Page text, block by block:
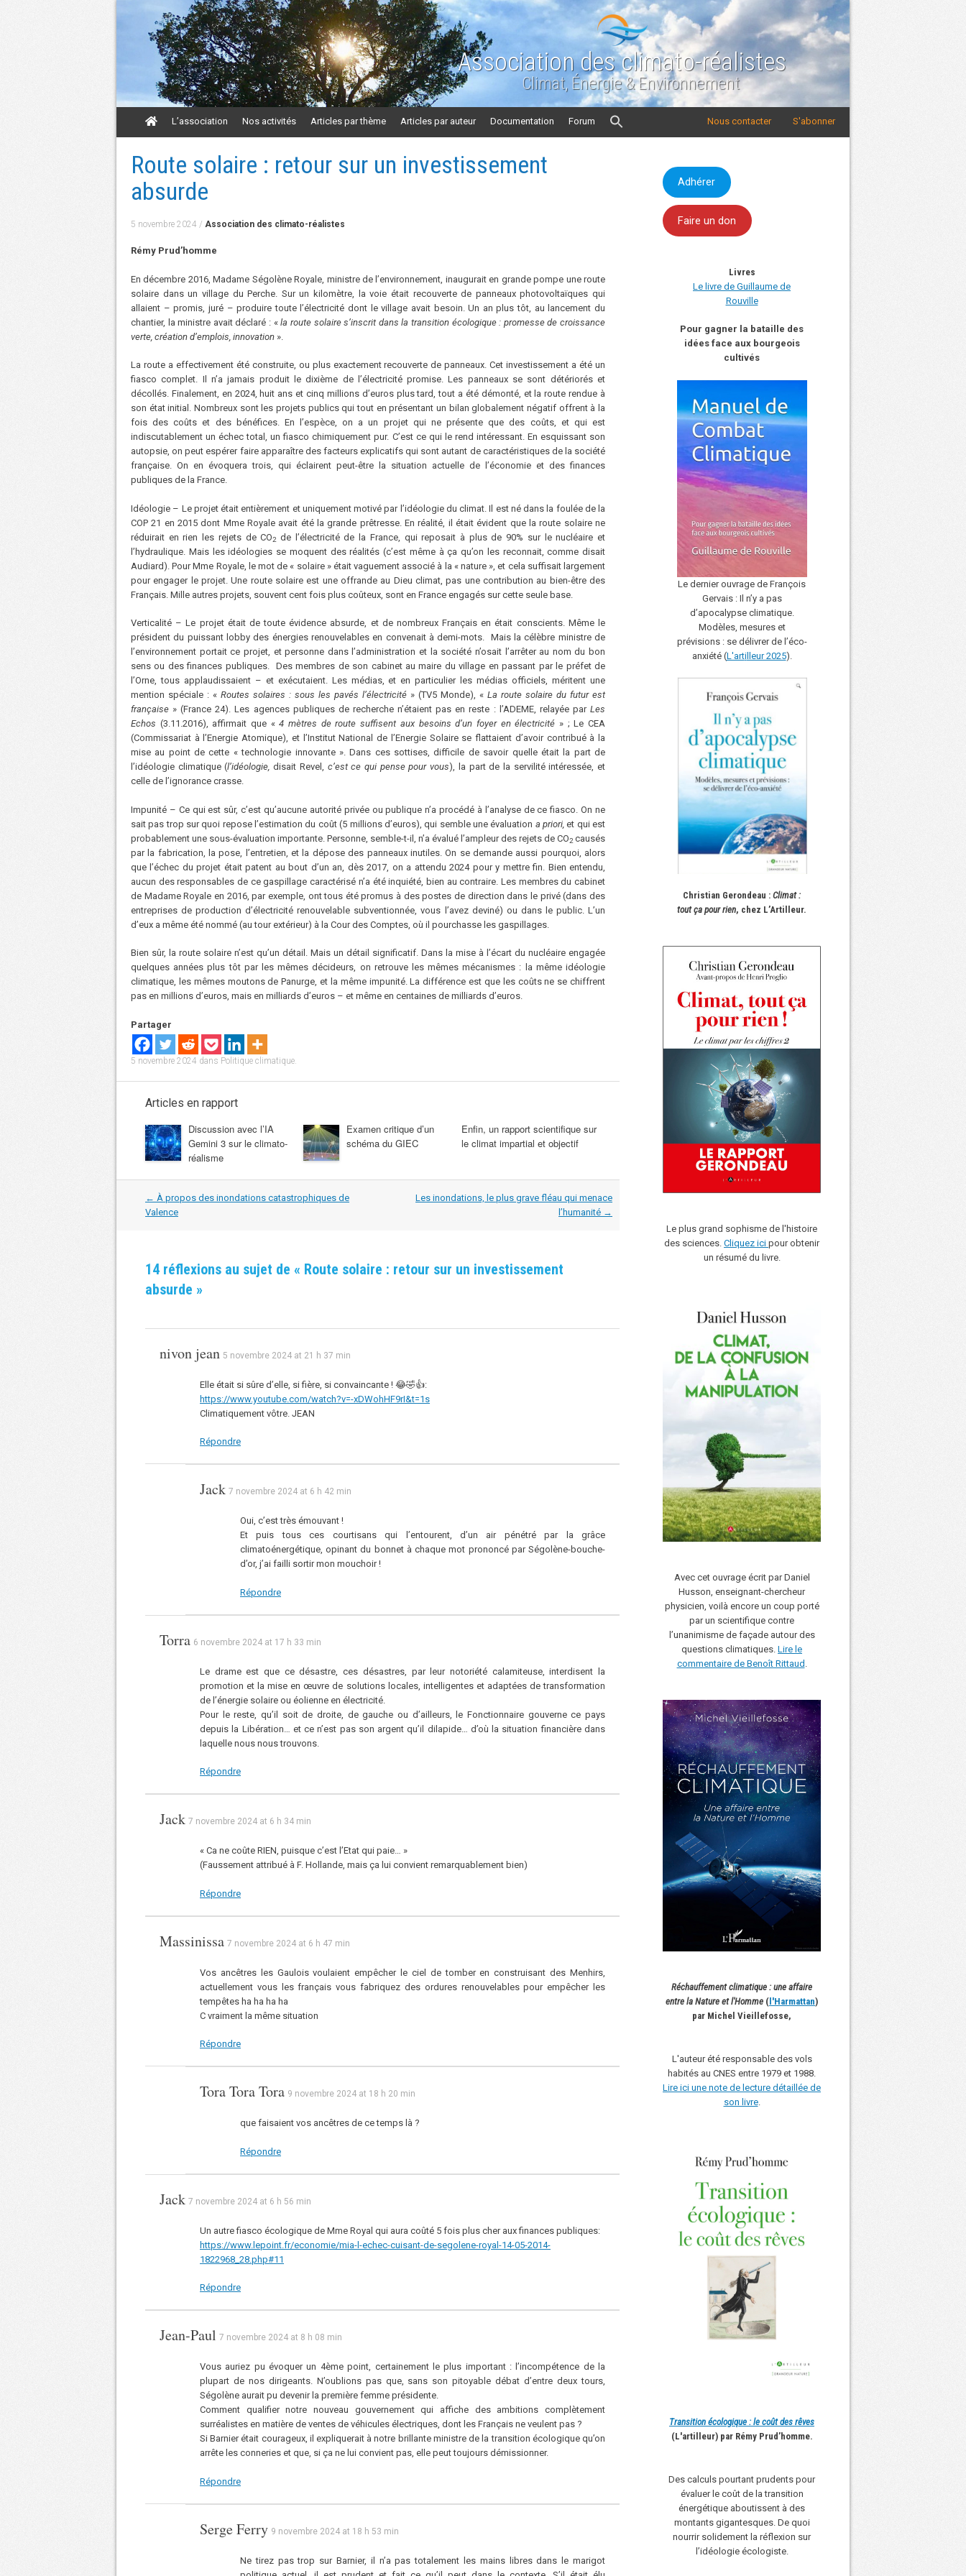
Association des climato-réalistes
Climat, Énergie & Environnement
L’association Nos activités Articles par thème Articles par auteur Documentation Forum S'abonner
Nous contacter
Route solaire : retour sur un investissement
absurde
5 novembre 2024 / Association des climato-réalistes
Rémy Prud’homme
En décembre 2016, Madame Ségolène Royale, ministre de l’environnement, inaugurait en grande pompe une route
solaire dans un village du Perche. Sur un kilomètre, la voie était recouverte de panneaux photovoltaïques qui
allaient – promis, juré – produire toute l’électricité dont le village avait besoin. Un an plus tôt, au lancement du
chantier, la ministre avait déclaré : «la route solaire s’inscrit dans la transition écologique : promesse de croissance
verte, création d’emplois, innovation ».
La route a effectivement été construite, ou plus exactement recouverte de panneaux. Cet investissement a été un
fiasco complet. Il n’a jamais produit le dixième de l’électricité promise. Les panneaux se sont détériorés et
décollés. Finalement, en 2024, huit ans et cinq millions d’euros plus tard, tout a été démonté, et la route rendue à
son état initial. Nombreux sont les projets publics qui tout en présentant un bilan globalement négatif offrent à la
fois des coûts et des bénéfices. En l’espèce, on a un projet qui ne présente que des coûts, et qui est
indiscutablement un échec total, un fiasco chimiquement pur. C’est ce qui le rend intéressant. En esquissant son
autopsie, on peut espérer faire apparaître des facteurs explicatifs qui sont autant de caractéristiques de la société
française. On en évoquera trois, qui éclairent peut-être la situation actuelle de l’économie et des finances
publiques de la France.
Idéologie – Le projet était entièrement et uniquement motivé par l’idéologie du climat. Il est né dans la foulée de la
COP 21 en 2015 dont Mme Royale avait été la grande prêtresse. En réalité, il était évident que la route solaire ne
réduirait en rien les rejets de CO2 de l’électricité de la France, qui reposait à plus de 90% sur le nucléaire et
l’hydraulique. Mais les idéologies se moquent des réalités (c’est même à ça qu’on les reconnait, comme disait
Audiard). Pour Mme Royale, le mot de « solaire » était vaguement associé à la « nature », et cela suffisait largement
pour engager le projet. Une route solaire est une offrande au Dieu climat, pas une contribution au bien-être des
Français. Mille autres projets, souvent cent fois plus coûteux, sont en France engagés sur cette seule base.
Verticalité – Le projet était de toute évidence absurde, et de nombreux Français en était conscients. Même le
président du puissant lobby des énergies renouvelables en convenait à demi-mots. Mais la célèbre ministre de
l’environnement portait ce projet, et personne dans l’administration et la société n’osait l’arrêter au nom du bon
sens ou des finances publiques. Des membres de son cabinet au maire du village en passant par le préfet de
l’Orne, tous applaudissaient – et exécutaient. Les médias, et en particulier les médias officiels, méritent une
mention spéciale : « Routes solaires : sous les pavés l’électricité » (TV5 Monde), « La route solaire du futur est
française » (France 24). Les agences publiques de recherche n’étaient pas en reste : l’ADEME, relayée parLes
Echos (3.11.2016), affirmait que «4 mètres de route suffisent aux besoins d’un foyer en électricité » ; Le CEA
(Commissariat à l’Energie Atomique), et l’Institut National de l’Energie Solaire se flattaient d’avoir contribué à la
mise au point de cette « technologie innovante ». Dans ces sottises, difficile de savoir quelle était la part de
l’idéologie climatique (l’idéologie,disait Revel, c’est ce qui pense pour vous), la part de la servilité intéressée, et
celle de l’ignorance crasse.
Impunité – Ce qui est sûr, c’est qu’aucune autorité privée ou publique n’a procédé à l’analyse de ce fiasco. On ne
sait pas trop sur quoi repose l’estimation du coût (5 millions d’euros), qui semble une évaluation a priori,et qui est
probablement une sous-évaluation importante. Personne, semble-t-il, n’a évalué l’ampleur des rejets de CO2 causés
par la fabrication, la pose, l’entretien, et la dépose des panneaux inutiles. On se demande aussi pourquoi, alors
que l’échec du projet était patent au bout d’un an, dès 2017, on a attendu 2024 pour y mettre fin. Bien entendu,
aucun des responsables de ce gaspillage caractérisé n’a été inquiété, bien au contraire. Les membres du cabinet
de Madame Royale en 2016, par exemple, ont tous été promus à des postes de direction dans le privé (dans des
entreprises de production d’électricité renouvelable subventionnée, vous l’avez deviné) ou dans le public. L’un
d’eux a même été nommé (au tour extérieur) à la Cour des Comptes, où il pourchasse les gaspillages.
Bien sûr, la route solaire n’est qu’un détail. Mais un détail significatif. Dans la mise à l’écart du nucléaire engagée
quelques années plus tôt par les mêmes décideurs, on retrouve les mêmes mécanismes : la même idéologie
climatique, les mêmes moutons de Panurge, et la même impunité. La différence est que les coûts ne se chiffrent
pas en millions d’euros, mais en milliards d’euros – et même en centaines de milliards d’euros.
Partager
5 novembre 2024 dans Politique climatique
Articles en rapport
Discussion avec l’IA
Gemini 3 sur le climato-
réalisme
Examen critique d’un
schéma du GIEC
Enfin, un rapport scientifique sur
le climat impartial et objectif
Navigation
dans
les
← À propos des inondations catastrophiques de
Valence
Les inondations, le plus grave fléau qui menace
l’humanité →
14 réflexions au sujet de « Route solaire : retour sur un investissement
absurde »
nivon jean 5 novembre 2024 at 21 h 37 min
Elle était si sûre d’elle, si fière, si convaincante ! 😂🤣👍:
https://www.youtube.com/watch?v=-xDWohHF9rI&t=1s
Climatiquement vôtre. JEAN
Répondre
Jack 7 novembre 2024 at 6 h 42 min
Oui, c’est très émouvant !
Et puis tous ces courtisans qui l’entourent, d’un air pénétré par la grâce
climatoénergétique, opinant du bonnet à chaque mot prononcé par Ségolène-bouche-
d’or, j’ai failli sortir mon mouchoir !
Répondre
Torra 6 novembre 2024 at 17 h 33 min
Le drame est que ce désastre, ces désastres, par leur notoriété calamiteuse, interdisent la
promotion et la mise en œuvre de solutions locales, intelligentes et adaptées de transformation
de l’énergie solaire ou éolienne en électricité.
Pour le reste, qu’il soit de droite, de gauche ou d’ailleurs, le Fonctionnaire gouverne ce pays
depuis la Libération… et ce n’est pas son argent qu’il dilapide… d’où la situation financière dans
laquelle nous nous trouvons.
Répondre
Jack 7 novembre 2024 at 6 h 34 min
« Ca ne coûte RIEN, puisque c’est l’Etat qui paie… »
(Faussement attribué à F. Hollande, mais ça lui convient remarquablement bien)
Répondre
Massinissa 7 novembre 2024 at 6 h 47 min
Vos ancêtres les Gaulois voulaient empêcher le ciel de tomber en construisant des Menhirs,
actuellement vous les français vous fabriquez des ordures renouvelables pour empêcher les
tempêtes ha ha ha ha
C vraiment la même situation
Répondre
Tora Tora Tora 9 novembre 2024 at 18 h 20 min
que faisaient vos ancêtres de ce temps là ?
Répondre
Jack 7 novembre 2024 at 6 h 56 min
Un autre fiasco écologique de Mme Royal qui aura coûté 5 fois plus cher aux finances publiques:
https://www.lepoint.fr/economie/mia-l-echec-cuisant-de-segolene-royal-14-05-2014-
1822968_28.php#11
Répondre
Jean-Paul 7 novembre 2024 at 8 h 08 min
Vous auriez pu évoquer un 4ème point, certainement le plus important : l’incompétence de la
plupart de nos dirigeants. N’oublions pas que, sans son pitoyable débat d’entre deux tours,
Ségolène aurait pu devenir la première femme présidente.
Comment qualifier notre nouveau gouvernement qui affiche des ambitions complètement
surréalistes en matière de ventes de véhicules électriques, dont les Français ne veulent pas ?
Si Barnier était courageux, il expliquerait à notre brillante ministre de la transition écologique qu’on
arrête les conneries et que, si ça ne lui convient pas, elle peut toujours démissionner.
Répondre
Serge Ferry 9 novembre 2024 at 18 h 53 min
Ne tirez pas trop sur Barnier, il n’a pas totalement les mains libres dans le marigot
Adhérer
Faire un don
Livres
Le livre de Guillaume de
Rouville
Pour gagner la bataille des
idées face aux bourgeois
cultivés
Le dernier ouvrage de François
Gervais : Il n’y a pas
d’apocalypse climatique.
Modèles, mesures et
prévisions : se délivrer de l’éco-
anxiété (L'artilleur 2025).
Christian Gerondeau : Climat :
tout ça pour rien, chez L’Artilleur.
Le plus grand sophisme de l'histoire
des sciences. Cliquez ici pour obtenir
un résumé du livre.
Avec cet ouvrage écrit par Daniel
Husson, enseignant-chercheur
physicien, voilà encore un coup porté
par un scientifique contre
l’unanimisme de façade autour des
questions climatiques. Lire le
commentaire de Benoît Rittaud
Réchauffement climatique : une affaire
entre la Nature et l'Homme (l'Harmattan)
par Michel Vieillefosse,
L'auteur été responsable des vols
habités au CNES entre 1979 et 1988.
Lire ici une note de lecture détaillée de
son livre.
Transition écologique : le coût des rêves
(L'artilleur) par Rémy Prud’homme.
Des calculs pourtant prudents pour
évaluer le coût de la transition
énergétique aboutissent à des
montants gigantesques. De quoi
nourrir solidement la réflexion sur
l’idéologie écologiste.